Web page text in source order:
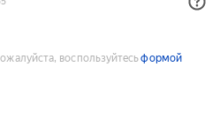
воспользуйтесьформой